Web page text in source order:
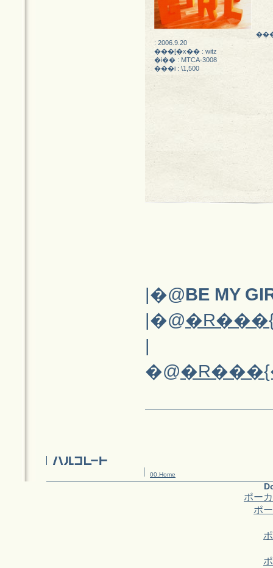
: 2006.9.20
���[�x�� : witz
�i�� : MTCA-3008
���i : \1,500
|�@BE MY
|�@
|
�@
00.Home
ポー
ポ